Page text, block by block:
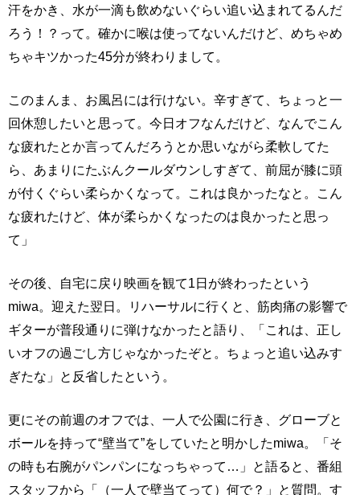
汗をかき、水が一滴も飲めないぐらい追い込まれてるんだ
ろう！？って。確かに喉は使ってないんだけど、めちゃめ
ちゃキツかった45分が終わりまして。
このまんま、お風呂には行けない。辛すぎて、ちょっと一
回休憩したいと思って。今日オフなんだけど、なんでこん
な疲れたとか言ってんだろうとか思いながら柔軟してた
ら、あまりにたぶんクールダウンしすぎて、前屈が膝に頭
が付くぐらい柔らかくなって。これは良かったなと。こん
な疲れたけど、体が柔らかくなったのは良かったと思っ
て」
その後、自宅に戻り映画を観て1日が終わったという
miwa。迎えた翌日。リハーサルに行くと、筋肉痛の影響で
ギターが普段通りに弾けなかったと語り、「これは、正し
いオフの過ごし方じゃなかったぞと。ちょっと追い込みす
ぎたな」と反省したという。
更にその前週のオフでは、一人で公園に行き、グローブと
ボールを持って“壁当て”をしていたと明かしたmiwa。「そ
の時も右腕がパンパンになっちゃって…」と語ると、番組
スタッフから「（一人で壁当てって）何で？」と質問。す